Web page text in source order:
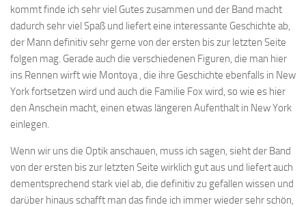
kommt finde ich sehr viel Gutes zusammen und der Band macht
dadurch sehr viel Spaß und liefert eine interessante Geschichte ab,
der Mann definitiv sehr gerne von der ersten bis zur letzten Seite
folgen mag. Gerade auch die verschiedenen Figuren, die man hier
ins Rennen wirft wie Montoya , die ihre Geschichte ebenfalls in New
York fortsetzen wird und auch die Familie Fox wird, so wie es hier
den Anschein macht, einen etwas längeren Aufenthalt in New York
einlegen.
Wenn wir uns die Optik anschauen, muss ich sagen, sieht der Band
von der ersten bis zur letzten Seite wirklich gut aus und liefert auch
dementsprechend stark viel ab, die definitiv zu gefallen wissen und
darüber hinaus schafft man das finde ich immer wieder sehr schön,